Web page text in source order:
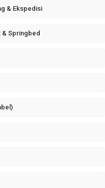
& Ekspedisi
& Springbed